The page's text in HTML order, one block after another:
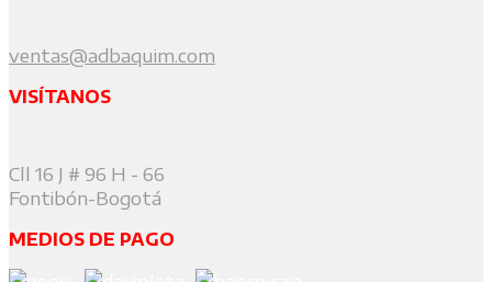
ventas@adbaquim.com
VISÍTANOS
Cll 16 J # 96 H - 66
Fontibón-Bogotá
MEDIOS DE PAGO